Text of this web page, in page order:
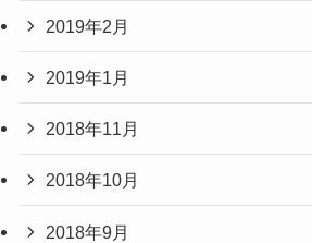
2019年2月
2019年1月
2018年11月
2018年10月
2018年9月